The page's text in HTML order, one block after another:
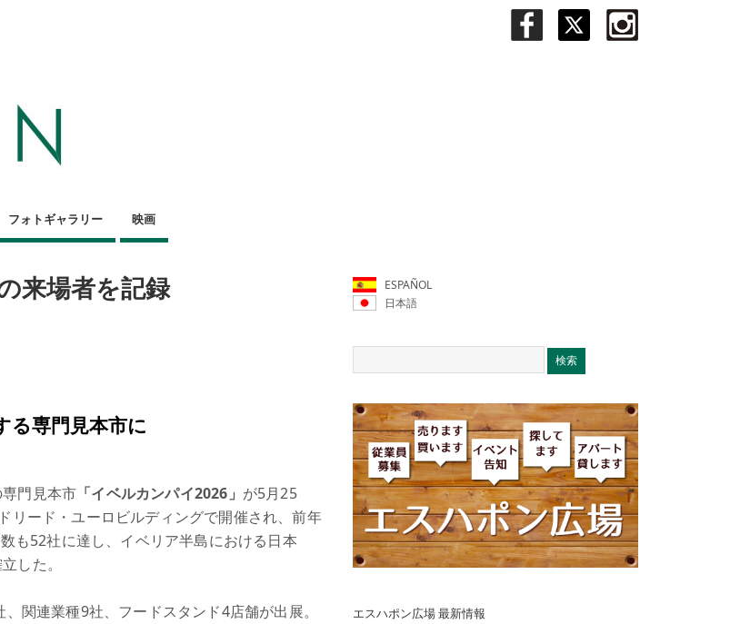
フォトギャラリー 映画
来場者を記録
る専門見本市に
門見本市 「イベルカンパイ2026」 が5月25
リード・ユーロビルディングで開催され、前年
も52社に達し、イベリア半島における日本
した。
関連業種9社、フードスタンド4店舗が出展。
ESPAÑOL
日本語
エスハポン広場 最新情報